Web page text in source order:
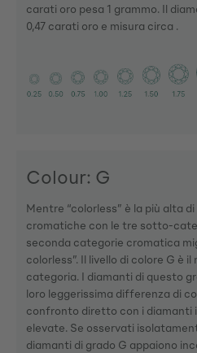
carati oro pesa 1 grammo. Il
0,47 carati oro e misura circa .
Colour: G
Mentre “colorless” è la più alta
cromatiche con le tre sotto-
seconda categorie cromatica
colorless”. Il livello di colore G è
categoria. I diamanti di questo
loro leggerissima differenza di
confronto diretto con i diamanti
elevate. Se osservati
diamanti di grado G appaiono